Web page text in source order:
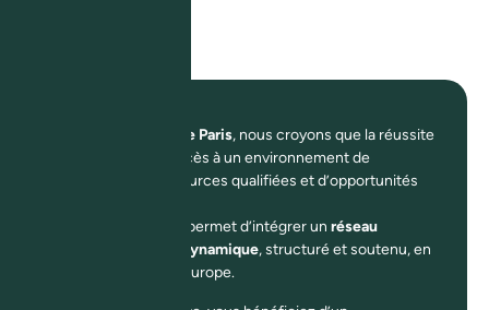
African House Paris, nous croyons que la réussite
passe aussi par l’accès à un environnement de
confiance, de ressources qualifiées et d’opportunités
vous permet d’intégrer un réseau
d’affaires africain dynamique, structuré et soutenu, en
France comme en Europe.